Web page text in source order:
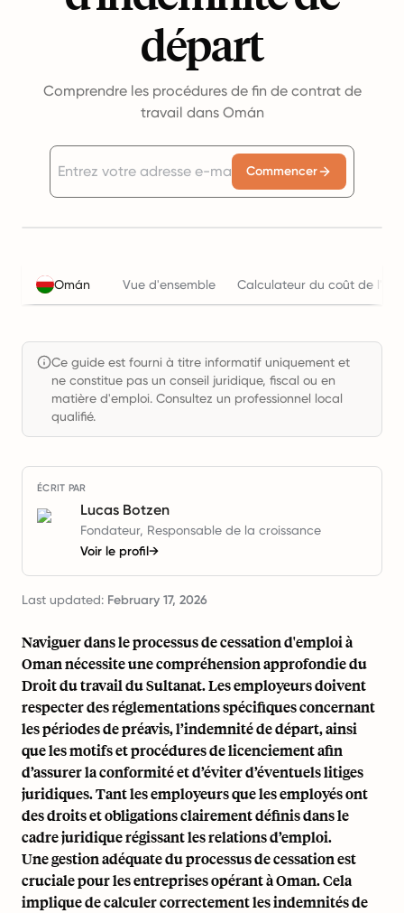
départ
Comprendre les procédures de fin de contrat de
travail dans Omán
Commencer
Omán Vue d'ensemble Calculateur du coût de
Ce guide est fourni à titre informatif uniquement et
ne constitue pas un conseil juridique, fiscal ou en
matière d'emploi. Consultez un professionnel local
qualifié.
ÉCRIT PAR
Lucas Botzen
Fondateur, Responsable de la croissance
Voir le profil→
Last updated: February 17, 2026
Naviguer dans le processus de cessation d'emploi à
Oman nécessite une compréhension approfondie du
Droit du travail du Sultanat. Les employeurs doivent
respecter des réglementations spécifiques concernant
les périodes de préavis, l’indemnité de départ, ainsi
que les motifs et procédures de licenciement afin
d’assurer la conformité et d’éviter d’éventuels litiges
juridiques. Tant les employeurs que les employés ont
des droits et obligations clairement définis dans le
cadre juridique régissant les relations d’emploi.
Une gestion adéquate du processus de cessation est
cruciale pour les entreprises opérant à Oman. Cela
implique de calculer correctement les indemnités de